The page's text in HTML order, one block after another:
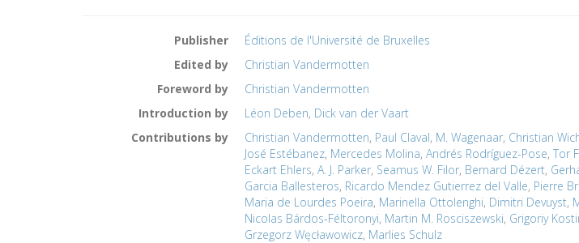
Publisher
Éditions de l'Université de Bruxelles
Edited by
Christian Vandermotten
Foreword by
Christian Vandermotten
Introduction by
Léon Deben, Dick van der Vaart
Contributions by
Christian Vandermotten, Paul Claval, M. Wagenaar, Christian
José Estébanez, Mercedes Molina, Andrés Rodríguez-Pose, Tor
Eckart Ehlers, A. J. Parker, Seamus W. Filor, Bernard Dézert,
Garcia Ballesteros, Ricardo Mendez Gutierrez del Valle, Pierre
Maria de Lourdes Poeira, Marinella Ottolenghi, Dimitri Devuyst,
Nicolas Bárdos-Féltoronyi, Martin M. Rosciszewski, Grigoriy
Grzegorz Węcławowicz, Marlies Schulz